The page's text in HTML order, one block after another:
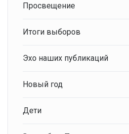
Просвещение
Итоги выборов
Эхо наших публикаций
Новый год
Дети